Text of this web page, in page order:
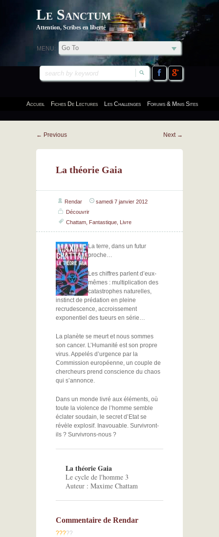
Le Sanctum
Attention, Scribes en liberté
MENU:
Accueil Fiches De Lectures Les Challenges Forums & Minis Sites
← Previous Next →
La théorie Gaia
Rendar
samedi 7 janvier 2012
Découvrir
Chattam Fantastique Livre
La terre, dans un futur
proche…
Les chiffres parlent d’eux-
mêmes : multiplication des
catastrophes naturelles,
instinct de prédation en pleine
recrudescence, accroissement
exponentiel des tueurs en série…
La planète se meurt et nous sommes
son cancer. L’Humanité est son propre
virus. Appelés d’urgence par la
Commission européenne, un couple de
chercheurs prend conscience du chaos
qui s’annonce.
Dans un monde livré aux éléments, où
toute la violence de l’homme semble
éclater soudain, le secret d’Etat se
révèle explosif. Inavouable. Survivront-
ils ? Survivrons-nous ?
La théorie Gaia
Le cycle de l'homme 3
Auteur : Maxime Chattam
Commentaire de Rendar
?????